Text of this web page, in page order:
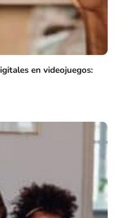
en videojuegos: